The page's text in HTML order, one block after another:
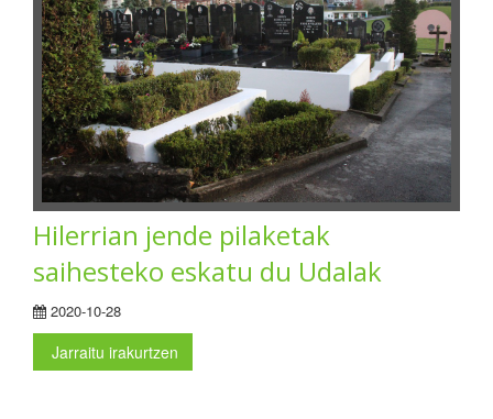
Hilerrian jende pilaketak
saihesteko eskatu du Udalak
2020-10-28
Jarraitu irakurtzen